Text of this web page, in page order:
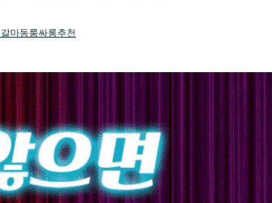
갈마동룸싸롱추천